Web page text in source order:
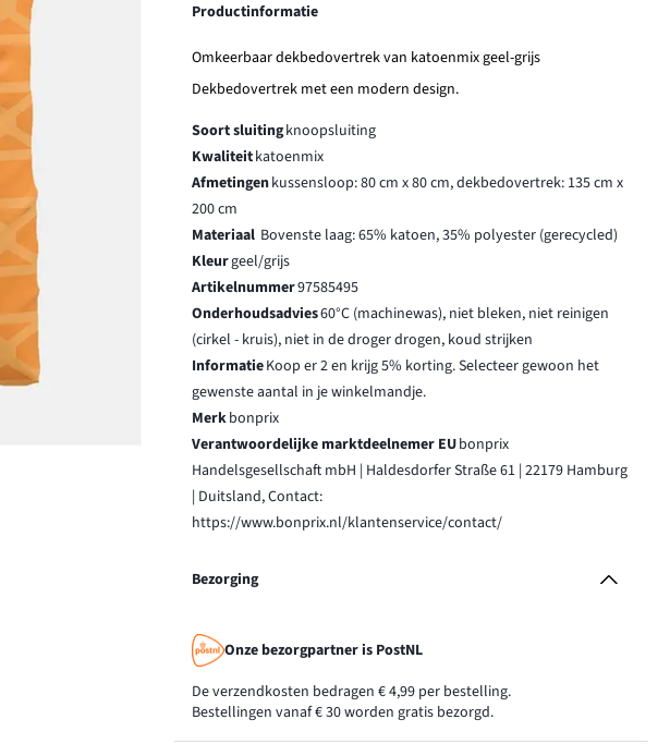
Productinformatie
Omkeerbaar dekbedovertrek van katoenmix geel-grijs
Dekbedovertrek met een modern design.
Soort sluitingknoopsluiting
Kwaliteitkatoenmix
Afmetingenkussensloop: 80 cm x 80 cm, dekbedovertrek: 135 cm x
200 cm
Materiaal Bovenste laag: 65% katoen, 35% polyester (gerecycled)
Kleurgeel/grijs
Artikelnummer97585495
Onderhoudsadvies60°C (machinewas), niet bleken, niet reinigen
(cirkel - kruis), niet in de droger drogen, koud strijken
InformatieKoop er 2 en krijg 5% korting. Selecteer gewoon het
gewenste aantal in je winkelmandje.
Merkbonprix
Verantwoordelijke marktdeelnemer EUbonprix
Handelsgesellschaft mbH | Haldesdorfer Straße 61 | 22179 Hamburg
| Duitsland, Contact:
https://www.bonprix.nl/klantenservice/contact/
Bezorging
Onze bezorgpartner is PostNL
De verzendkosten bedragen € 4,99 per bestelling.
Bestellingen vanaf € 30 worden gratis bezorgd.